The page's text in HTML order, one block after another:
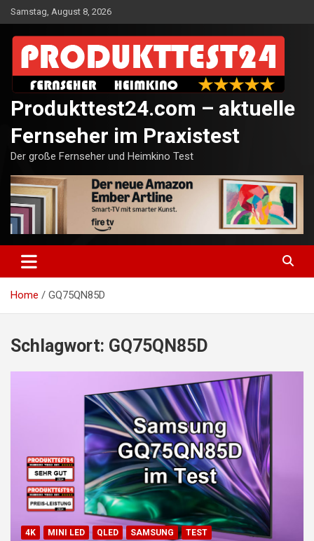
Skip
to
content
Samstag, August 8, 2026
Produkttest24.com – aktuelle
Fernseher im Praxistest
Der große Fernseher und Heimkino Test
Home GQ75QN85D
Schlagwort: GQ75QN85D
4K MINI LED QLED SAMSUNG TEST